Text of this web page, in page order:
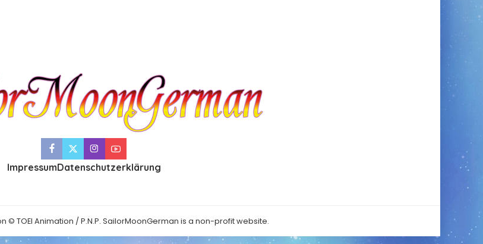
ImpressumDatenschutzerklärung
© TOEI Animation / P.N.P. SailorMoonGerman is a non-profit website.